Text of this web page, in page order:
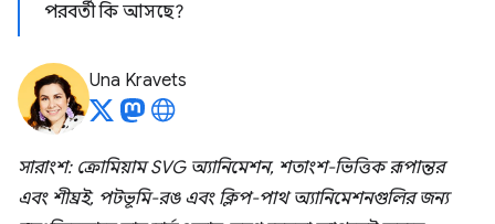
পরবর্তী কি আসছে?
Una Kravets
সারাংশ: ক্রোমিয়াম SVG অ্যানিমেশন, শতাংশ-ভিত্তিক রূপান্তর
এবং শীঘ্রই, পটভূমি-রঙ এবং ক্লিপ-পাথ অ্যানিমেশনগুলির জন্য